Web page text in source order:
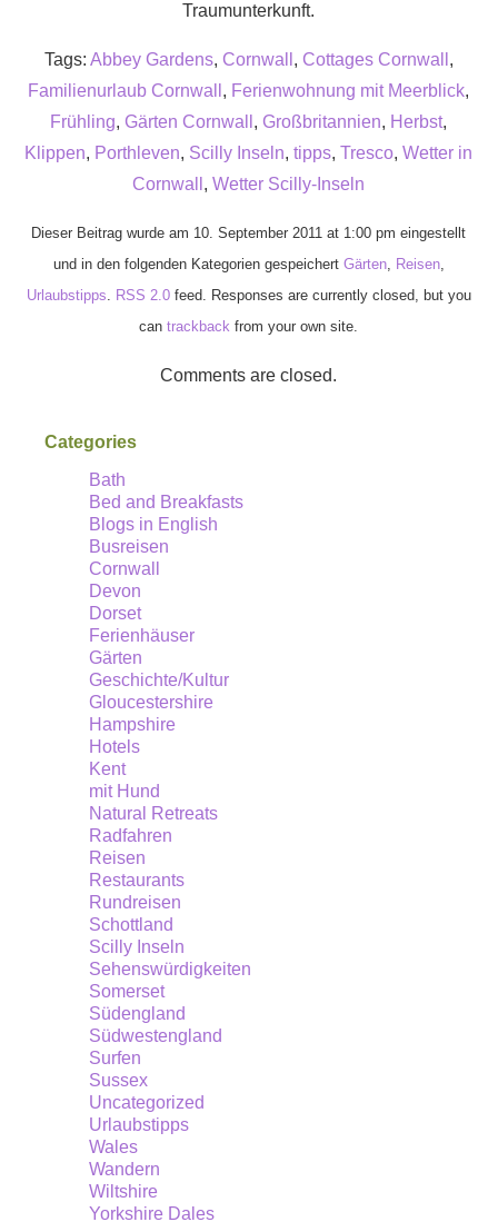
Traumunterkunft.
Tags: Abbey Gardens, Cornwall , Cottages Cornwall ,
Familienurlaub Cornwall , Ferienwohnung mit Meerblick,
Frühling, Gärten Cornwall , Großbritannien, Herbst,
Klippen, Porthleven, Scilly Inseln,tipps,Tresco,Wetter in
Cornwall ,Wetter Scilly-Inseln
Dieser Beitrag wurde am 10. September 2011 at 1:00 pm eingestellt
und in den folgenden Kategorien gespeichert Gärten, Reisen,
Urlaubstipps. RSS 2.0feed. Responses are currently closed, but you
cantrackback from your own site.
Comments are closed.
Categories
Bath
Bed and Breakfasts
Blogs in English
Busreisen
Cornwall
Devon
Dorset
Ferienhäuser
Gärten
Geschichte/Kultur
Gloucestershire
Hampshire
Hotels
Kent
mit Hund
Natural Retreats
Radfahren
Reisen
Restaurants
Rundreisen
Schottland
Scilly Inseln
Sehenswürdigkeiten
Somerset
Südengland
Südwestengland
Surfen
Sussex
Uncategorized
Urlaubstipps
Wales
Wandern
Wiltshire
Yorkshire Dales